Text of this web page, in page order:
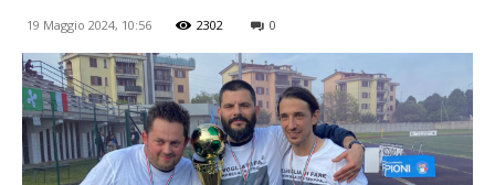
19 Maggio 2024, 10:56 2302 0